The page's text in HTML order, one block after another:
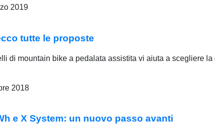
2019
tutte le proposte
di mountain bike a pedalata assistita vi aiuta a scegliere
2018
e X System: un nuovo passo avanti